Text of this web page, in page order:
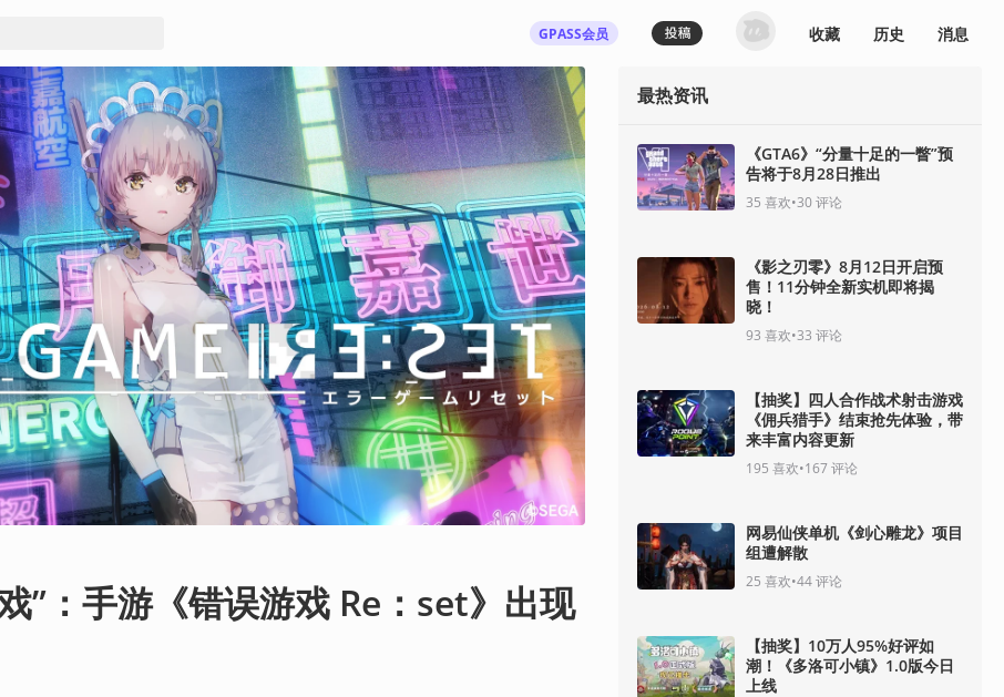
GPASS会员
登录机核你可以：
下载收藏播客节目 多端历史播放同步
发布内容动态/评论 关注喜欢的创作者
收藏 历史 消息
”：手游《错误游戏 Re：set》出现
最热资讯
《GTA6》“分量十足的一瞥”预
告将于8月28日推出
35 喜欢•30评论
《影之刃零》8月12日开启预
售！11分钟全新实机即将揭
晓！
93 喜欢•33 评论
【抽奖】四人合作战术射击游戏
《佣兵猎手》结束抢先体验，带
来丰富内容更新
195 喜欢•167评论
网易仙侠单机《剑心雕龙》项目
组遭解散
25 喜欢•44评论
【抽奖】10万人95%好评如
潮！《多洛可小镇》1.0版今日
上线